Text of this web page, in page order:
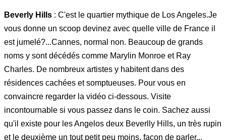
Beverly Hills : C'est le quartier mythique de Los Angeles.Je
vous donne un scoop devinez avec quelle ville de France il
est jumelé?...Cannes, normal non. Beaucoup de grands
noms y sont décédés comme Marylin Monroe et Ray
Charles. De nombreux artistes y habitent dans des
résidences cachées et somptueuses. Pour vous en
convaincre regarder la vidéo ci-dessous. Visite
incontournable si vous passez dans le coin. Sachez aussi
qu'il existe pour les Angelos deux Beverlly Hills, un très rupin
et le deuxième un tout petit peu moins, façon de parler...